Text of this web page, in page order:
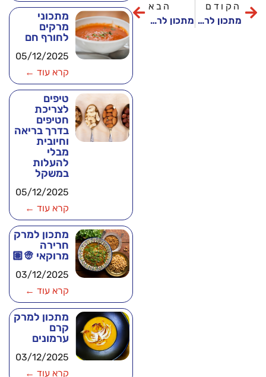
הקודם
מתכון לראש השנה: רביולי חציל שחור
הבא
מתכון לראש השנה: 'פולנטה קרנבל' – פולנטה לוביה בצלי שאלוט ועגבניות צלויות
מתכוני
מרקים
לחורף חם
05/12/2025
קרא עוד ←
טיפים
לצריכת
חטיפים
בדרך בריאה
וחיובית
מבלי
להעלות
במשקל
05/12/2025
קרא עוד ←
מתכון למרק
חרירה
מרוקאי 👳🏽
03/12/2025
קרא עוד ←
מתכון למרק
קרם
ערמונים
03/12/2025
קרא עוד ←